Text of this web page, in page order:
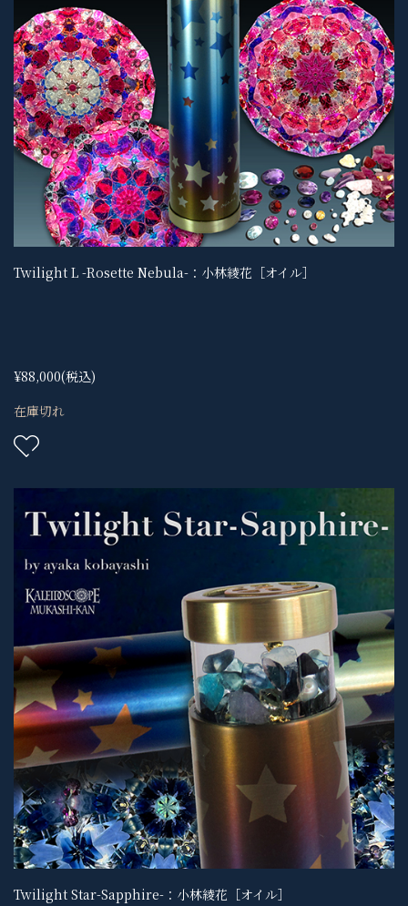
Twilight L -Rosette Nebula-：小林綾花［オイル］
¥88,000(税込)
在庫切れ
Twilight Star-Sapphire-：小林綾花［オイル］